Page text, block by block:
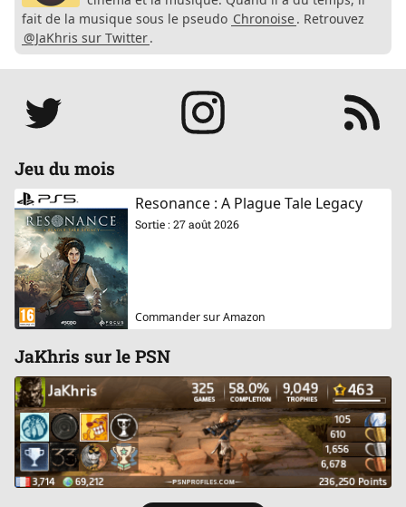
fait de la musique sous le pseudo Chronoise. Retrouvez
@JaKhris sur Twitter.
Réseaux
Jeu du mois
Resonance : A Plague Tale Legacy
Sortie : 27 août 2026
Commander sur Amazon
JaKhris sur le PSN